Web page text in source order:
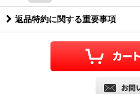
返品特約に関する重要事項